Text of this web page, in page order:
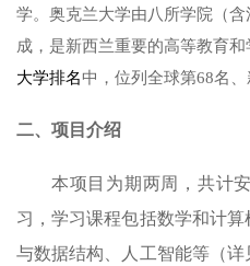
学。奥克兰大学由八所学院（
成，是新西兰重要的高等教育
大学排名中，位列全球第68名、
二、项目介绍
本项目为期两周，共计
习，学习课程包括数学和计算
与数据结构、人工智能等（详